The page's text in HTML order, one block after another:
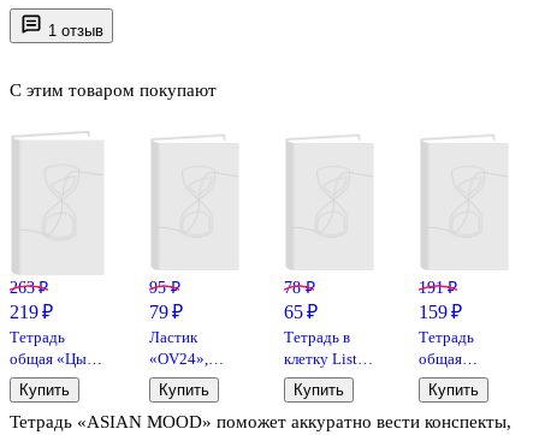
1 отзыв
Тетрадь «ASIAN MOOD» поможет аккуратно вести конспекты,
С этим товаром покупают
263 ₽
219 ₽
Тетрадь
общая «Цып
Цыпыч», 96
листов в
клетку, А5 -
Купить
95 ₽
79 ₽
Ластик
«OV24»,
Factis,
овальный,
мягкий
Купить
78 ₽
65 ₽
Тетрадь в
клетку Listoff
«Классическая
серия» в
ассортименте,
Купить
191 ₽
159 ₽
Тетрадь
общая
«Ocean.
Вечность»,
48 листов в
Купить